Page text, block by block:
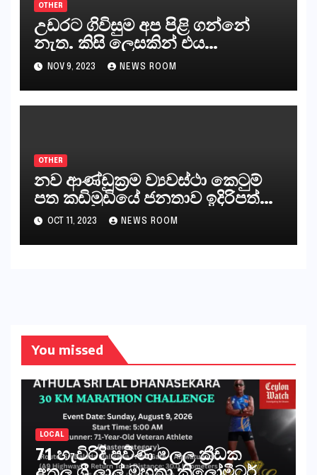
OTHER
උඩරට ගිවිසුම අප පිළි ගන්නේ
නැත. කිසි ලෙසකින් එය
නීත්‍යානුකූල ලියවිල්ලක් නො වේ.
සිංහල ප්‍රතිපත්ති කේන්ද්‍රයෙන්
ජනාධිපති දැන් වූ ලිපියෙන්
කියනවාටත් වඩා අයිතියක් බෞද්ධ
NOV 9, 2023 NEWS ROOM
OTHER
නව ආණ්ඩුක්‍රම ව්‍යවස්ථා කෙටුම්
පත කඩිමුඩියේ ජනතාව ඉදිරිපත්
කරන්නේ?
OCT 11, 2023 NEWS ROOM
You missed
LOCAL
71 හැවිරිදි ප්‍රවීණ මලල ක්‍රීඩක
අතුල ශ්‍රී ලාල් මහතා කිලෝමීටර්